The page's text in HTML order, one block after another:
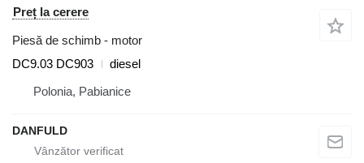
Preț la cerere
Piesă de schimb - motor
DC9.03 DC903
diesel
Polonia, Pabianice
DANFULD